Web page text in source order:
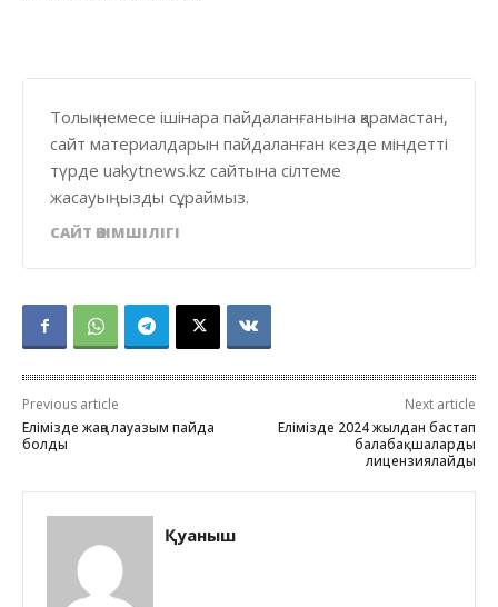
Толық немесе ішінара пайдаланғанына қарамастан,
сайт материалдарын пайдаланған кезде міндетті
түрде uakytnews.kz сайтына сілтеме
жасауыңызды сұраймыз.
САЙТ ӘКІМШІЛІГІ
Previous article
Елімізде жаңа лауазым пайда
болды
Next article
Елімізде 2024 жылдан бастап
балабақшаларды
лицензиялайды
Қуаныш